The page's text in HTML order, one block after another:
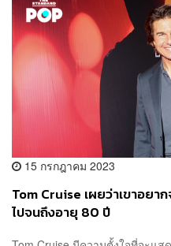
15 กรกฎาคม 2023
Tom Cruise เผยว่าเขาอยา
ไปจนถึงอายุ 80 ปี